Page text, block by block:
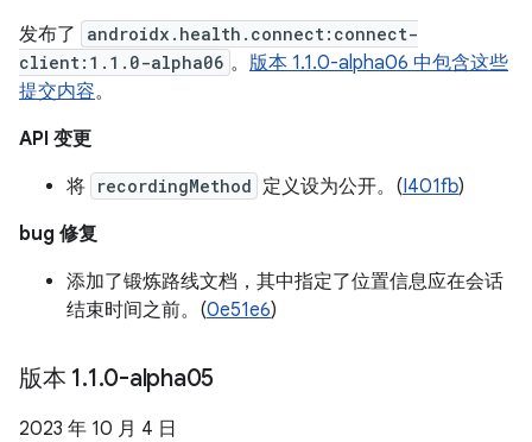
发布了
androidx.health.connect:connect-
client:1.1.0-alpha06 。 版本 1.1.0-alpha06 中包含这些
提交内容。
API 变更
将 recordingMethod 定义设为公开。(I401fb)
bug 修复
添加了锻炼路线文档，其中指定了位置信息应在会话
结束时间之前。(0e51e6)
版本 1.1.0-alpha05
2023 年 10 月 4 日